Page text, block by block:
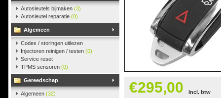
Autosleutels bijmaken (3)
Autosleutel reparatie (0)
Algemeen
Codes / storingen uitlezen
Injectoren reinigen / testen (0)
Service reset
TPMS sensoren (0)
Gereedschap
Algemeen (32)
€295,00 Incl. btw